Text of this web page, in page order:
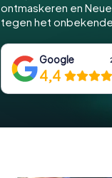
ontmaskeren en
tegen het
Google
4,4